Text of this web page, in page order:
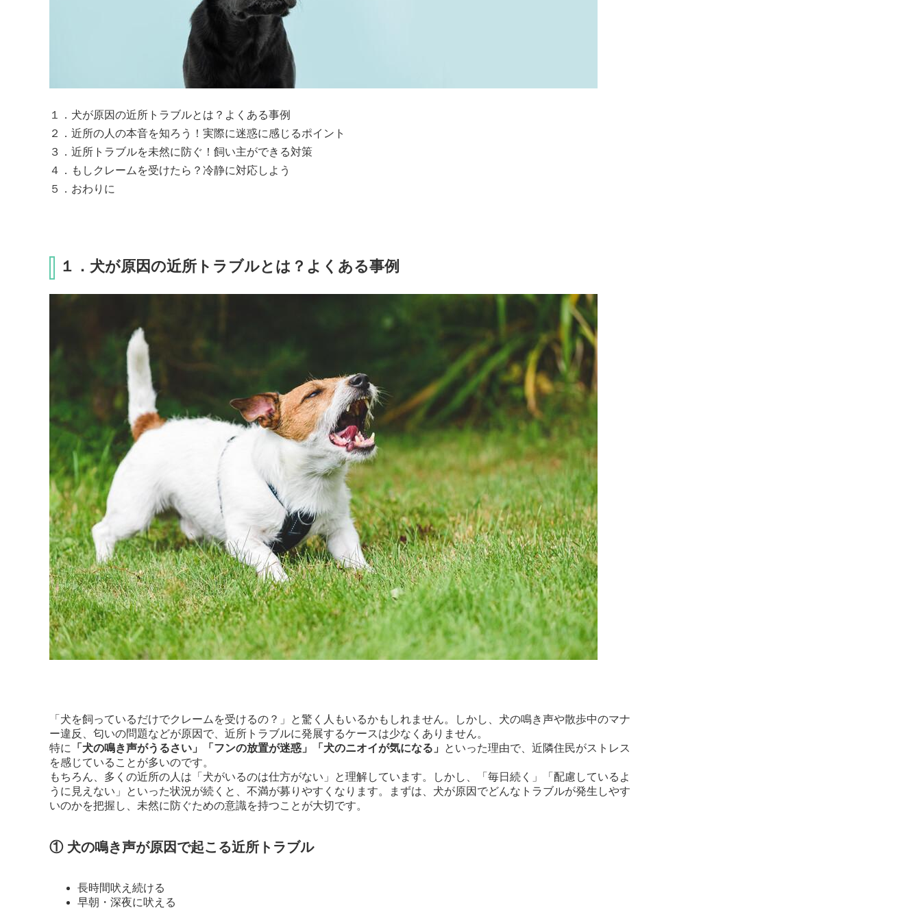
１．犬が原因の近所トラブルとは？よくある事例
２．近所の人の本音を知ろう！実際に迷惑に感じるポイント
３．近所トラブルを未然に防ぐ！飼い主ができる対策
４．もしクレームを受けたら？冷静に対応しよう
５．おわりに
１．犬が原因の近所トラブルとは？よくある事例
「犬を飼っているだけでクレームを受けるの？」と驚く人もいるかもしれません。しかし、犬の鳴き声や散歩中のマナ
ー違反、匂いの問題などが原因で、近所トラブルに発展するケースは少なくありません。
特に
「犬の鳴き声がうるさい」「フンの放置が迷惑」「犬のニオイが気になる」
といった理由で、近隣住民がストレス
を感じていることが多いのです。
もちろん、多くの近所の人は「犬がいるのは仕方がない」と理解しています。しかし、「毎日続く」「配慮しているよ
うに見えない」といった状況が続くと、不満が募りやすくなります。まずは、犬が原因でどんなトラブルが発生しやす
いのかを把握し、未然に防ぐための意識を持つことが大切です。
① 犬の鳴き声が原因で起こる近所トラブル
長時間吠え続ける
早朝・深夜に吠える